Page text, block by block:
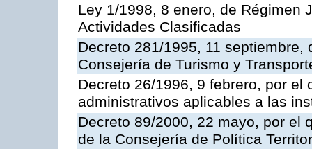
Ley 1/1998, 8 enero, de Régimen
Actividades Clasificadas
Decreto 281/1995, 11
Consejería de Turismo y
Decreto 26/1996, 9 febrero, por
administrativos aplicables a las
Decreto 89/2000, 22 mayo, por el
de la Consejería de Política